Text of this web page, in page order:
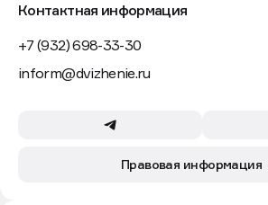
Контактная информация
+7 (932) 698-33-30
inform@dvizhenie.ru
Правовая информация